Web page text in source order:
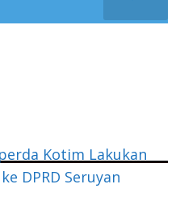
Kotim Lakukan
DPRD Seruyan